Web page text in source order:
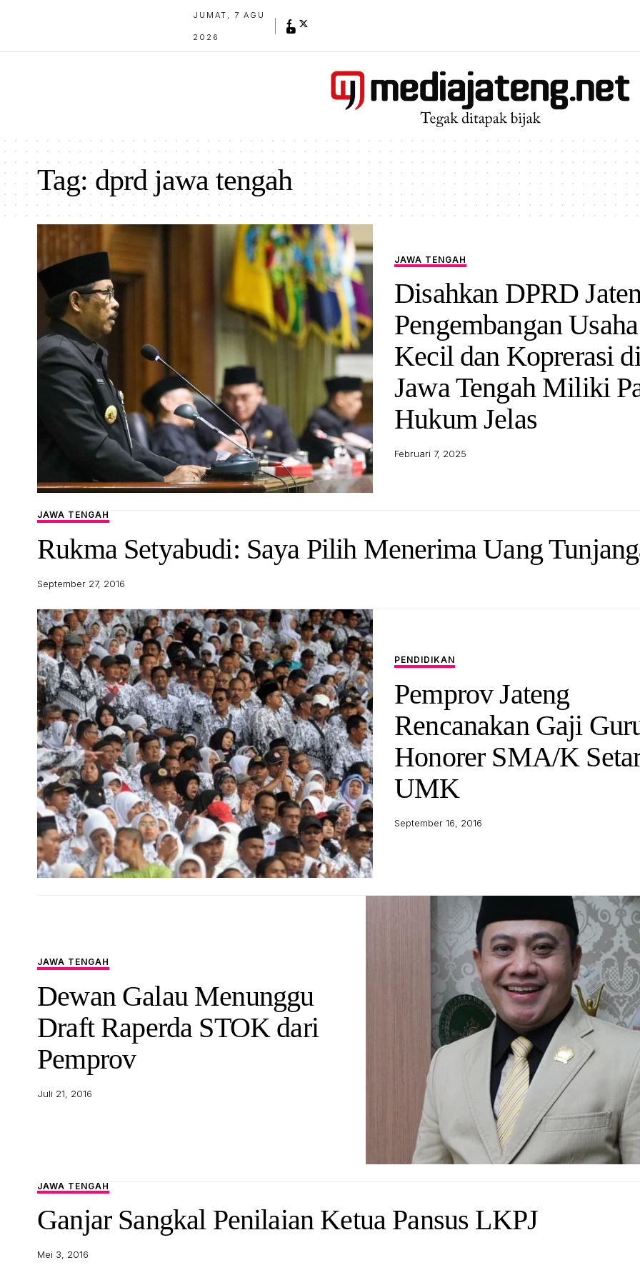
JUMAT, 7 AGU
2026
Tag:dprd jawa tengah
JAWA TENGAH
Disahkan DPRD
Pengembangan Usaha
Kecil dan Koprerasi
Jawa Tengah Miliki
Hukum Jelas
Februari 7, 2025
JAWA TENGAH
Rukma Setyabudi: Saya Pilih Menerima Uang
September 27, 2016
PENDIDIKAN
Pemprov Jateng
Rencanakan Gaji
Honorer SMA/K
UMK
September 16, 2016
JAWA TENGAH
Dewan Galau Menunggu
Draft Raperda STOK dari
Pemprov
Juli 21, 2016
JAWA TENGAH
Ganjar Sangkal Penilaian Ketua Pansus LKPJ
Mei 3, 2016